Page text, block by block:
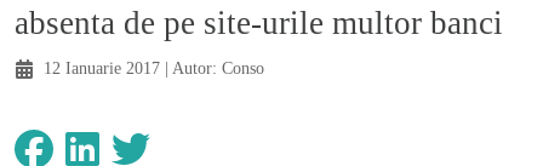
absenta de pe site-urile multor banci
12 Ianuarie 2017 | Autor: Conso